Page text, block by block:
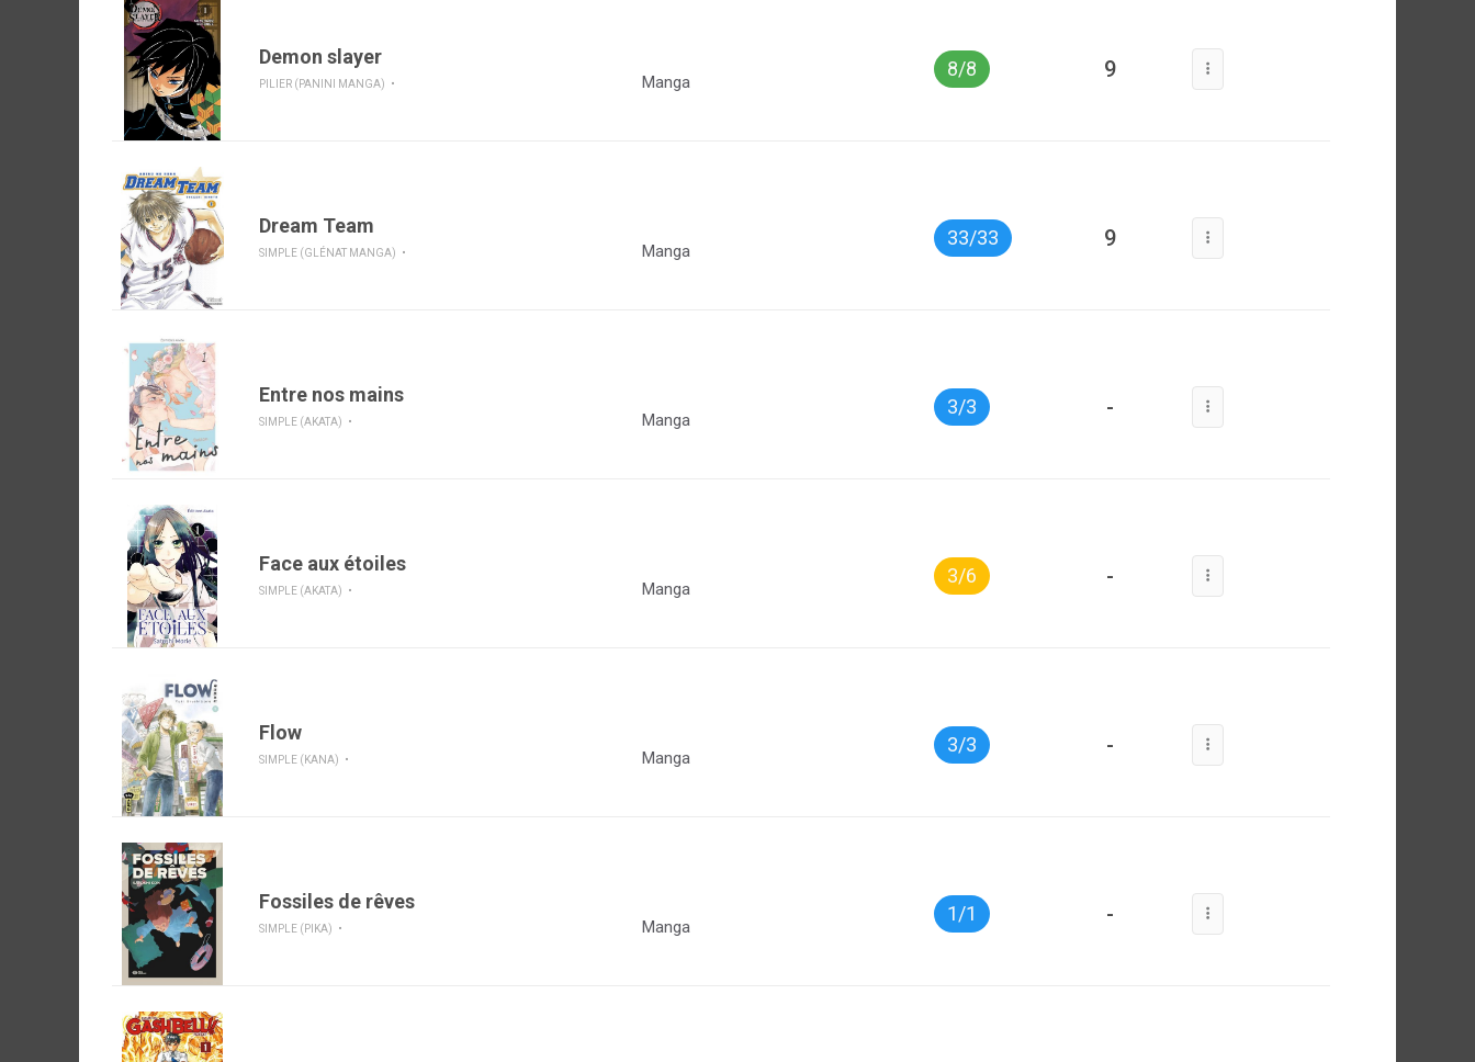
Demon slayer
PILIER (PANINI MANGA) Manga
8/8 9
Dream Team
SIMPLE (GLÉNAT MANGA) Manga
33/33 9
Entre nos mains
SIMPLE (AKATA) Manga
3/3 -
Face aux étoiles
SIMPLE (AKATA) Manga
3/6 -
Flow
SIMPLE (KANA) Manga
3/3 -
Fossiles de rêves
SIMPLE (PIKA) Manga
1/1 -